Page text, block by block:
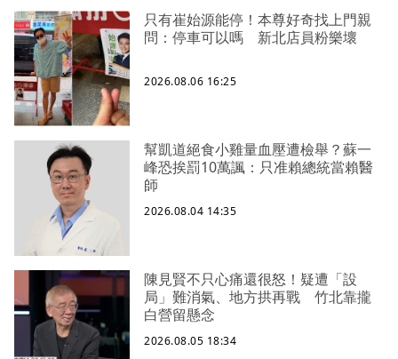
只有崔始源能停！本尊好奇找上門親
問：停車可以嗎 新北店員粉樂壞
2026.08.06 16:25
幫凱道絕食小雞量血壓遭檢舉？蘇一
峰恐挨罰10萬諷：只准賴總統當賴醫
師
2026.08.04 14:35
陳見賢不只心痛還很怒！疑遭「設
局」難消氣、地方拱再戰 竹北靠攏
白營留懸念
2026.08.05 18:34